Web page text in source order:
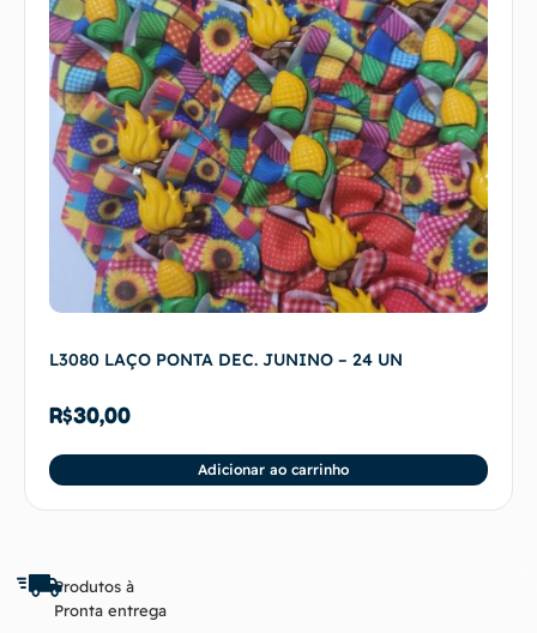
L3080 LAÇO PONTA DEC. JUNINO – 24 UN
R$30,00
Adicionar ao carrinho
Produtos à
Pronta entrega